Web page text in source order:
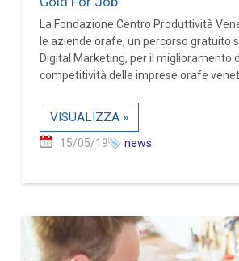
La Fondazione Centro Produttività
le aziende orafe, un percorso gratuito
Digital Marketing, per il miglioramento
competitività delle imprese orafe
VISUALIZZA »
15/05/19 news